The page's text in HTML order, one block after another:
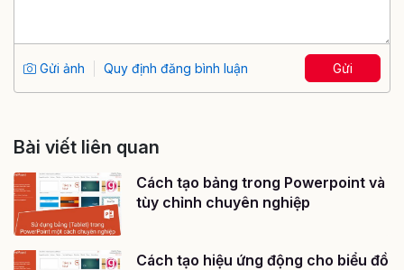
Gửi ảnh Quy định đăng bình luận Gửi
Bài viết liên quan
Cách tạo bảng trong Powerpoint và
tùy chỉnh chuyên nghiệp
Cách tạo hiệu ứng động cho biểu đồ